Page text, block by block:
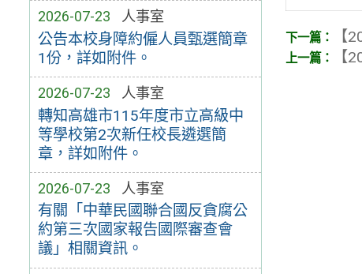
2026-07-23 人事室
公告本校身障約僱人員甄選簡章
1份，詳如附件。
2026-07-23 人事室
轉知高雄市115年度市立高級中
等學校第2次新任校長遴選簡
章，詳如附件。
2026-07-23 人事室
有關「中華民國聯合國反貪腐公
約第三次國家報告國際審查會
議」相關資訊。
【
【